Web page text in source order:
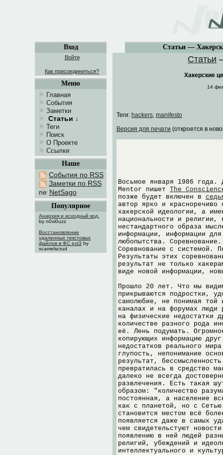
Вход
Войти
Как присоединиться?
Меню
Главная
События
Заметки
Статьи ↓
Теги
Поиск
О Проекте
Ссылки
Наше
События по RSS
Заметки по RSS
NetSago
Популярное
Анархия и исходный код.
by n0xi0uzz
Восстановление
удаленных текстовых
файлов в ФС ext3 by
scamelscrud
Статьи —
Статьи
Хакерские
14
Теги: hackers, manifesto
Версия для печати (откроется в
Восьмое января 1986 года.
Mentor пишет The
позже будет включен в
автор ярко и красноречиво
хакерской идеологии, а
национальности и религии,
нестандартного образа
информации, информации
любопытства.
Соревнование с системой.
Результаты этих
результат не только
виде новой информации,
Прошло 20 лет. Что мы
прикрываются подростки,
самолюбие, не понимая
каналах и на форумах люди
на физические недостатки
количестве разного рода
её. Лень подумать.
копирующих информацию
недостатков реального
глупость, непонимание
результат,
превратилась в средство
далеко не всегда
развлечения. Есть такая
образом: "количество
постоянная, а население
как с планетой, но с
становится местом всё
появляется даже в самых
чем свидетельстуют
появлению в ней людей
религий, убеждений и
интеллектуального и